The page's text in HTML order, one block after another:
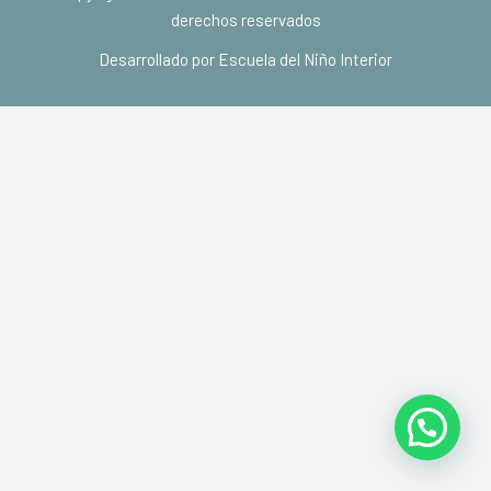
derechos reservados
Desarrollado por Escuela del Niño Interior